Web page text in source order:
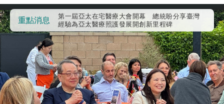
重點消息
第一屆亞太在宅醫療大會開幕 總統盼分享臺灣
經驗為亞太醫療照護發展開創新里程碑
外交部發布WHA文宣影片「台灣醫療點亮世界」
及「台灣智慧醫療與健康產業展」預告短片，向
世界展現台灣守護全球健康的創新能量
總統出訪史瓦帝尼返國談話 強調臺灣人有權利
走向世界 盼與理念相近國家共同維護國際秩序
堅定走向世界 賴總統抵達史瓦帝尼王國進行國是
訪問
總統與五院院長新春茶敘 盼化分歧為團結、為
國家邁出合作第一步